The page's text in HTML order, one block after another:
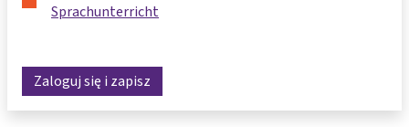
Sprachunterricht
Zaloguj się i zapisz